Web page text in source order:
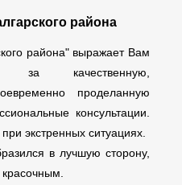
района
района" выражает Вам
за качественную,
проделанную
консультации.
экстренных ситуациях.
в лучшую сторону,